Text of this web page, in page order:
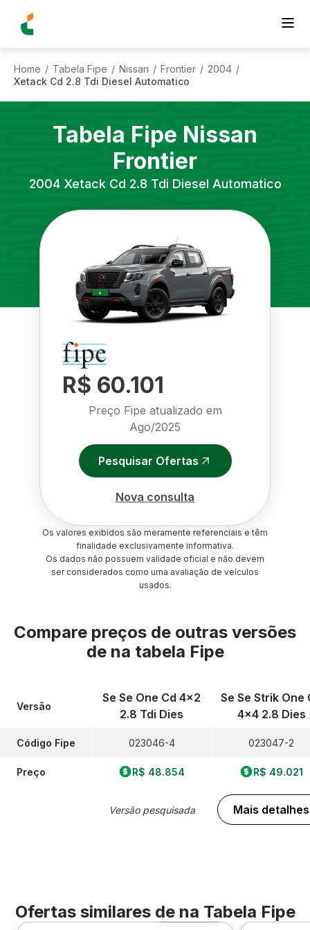
Home / Tabela Fipe / Nissan / Frontier / 2004 /
Xetack Cd 2.8 Tdi Diesel Automatico
Tabela Fipe Nissan
Frontier
2004 Xetack Cd 2.8 Tdi Diesel Automatico
R$ 60.101
Preço Fipe atualizado em
Ago/2025
Pesquisar Ofertas
Nova consulta
Os valores exibidos são meramente referenciais e têm
finalidade exclusivamente informativa.
Os dados não possuem validade oficial e não devem
ser considerados como uma avaliação de veículos
usados.
Compare preços de outras versões
de na tabela Fipe
Versão
Código Fipe
Preço
Se Se One Cd 4x2
2.8 Tdi Dies
023046-4
R$ 48.854
Versão pesquisada
Se Se Strik One
4x4 2.8 Dies
023047-2
R$ 49.021
Mais detalhes
Ofertas similares de na Tabela Fipe
Foto 360º